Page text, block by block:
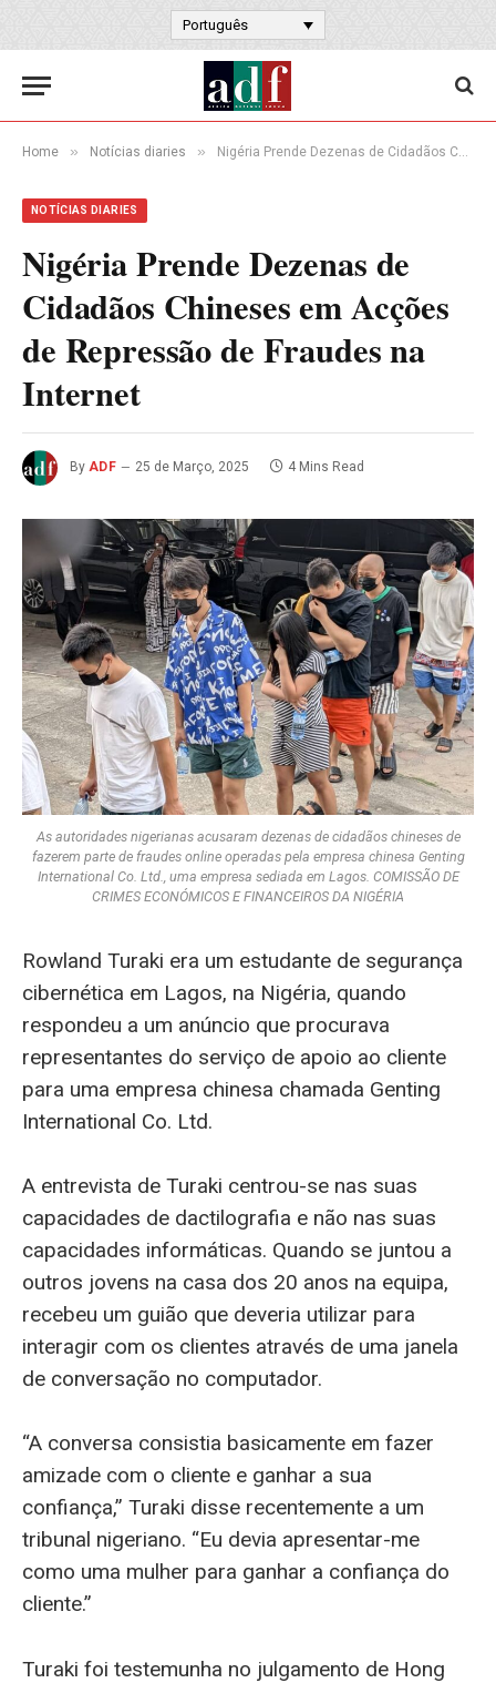
Português
Home » Notícias diaries » Nigéria Prende Dezenas de Cidadãos Chineses em Acções de Repressão de Fraudes na Internet
NOTÍCIAS DIARIES
Nigéria Prende Dezenas de
Cidadãos Chineses em Acções
de Repressão de Fraudes na
Internet
By ADF 25 de Março, 2025 4 Mins Read
As autoridades nigerianas acusaram dezenas de cidadãos chineses de
fazerem parte de fraudes online operadas pela empresa chinesa Genting
International Co. Ltd., uma empresa sediada em Lagos. COMISSÃO DE
CRIMES ECONÓMICOS E FINANCEIROS DA NIGÉRIA
Rowland Turaki era um estudante de segurança
cibernética em Lagos, na Nigéria, quando
respondeu a um anúncio que procurava
representantes do serviço de apoio ao cliente
para uma empresa chinesa chamada Genting
International Co. Ltd.
A entrevista de Turaki centrou-se nas suas
capacidades de dactilografia e não nas suas
capacidades informáticas. Quando se juntou a
outros jovens na casa dos 20 anos na equipa,
recebeu um guião que deveria utilizar para
interagir com os clientes através de uma janela
de conversação no computador.
“A conversa consistia basicamente em fazer
amizade com o cliente e ganhar a sua
confiança,” Turaki disse recentemente a um
tribunal nigeriano. “Eu devia apresentar-me
como uma mulher para ganhar a confiança do
cliente.”
Turaki foi testemunha no julgamento de Hong